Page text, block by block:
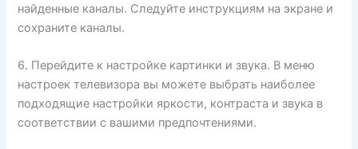
найденные каналы. Следуйте инструкциям на экране и
сохраните каналы.
6. Перейдите к настройке картинки и звука. В меню
настроек телевизора вы можете выбрать наиболее
подходящие настройки яркости, контраста и звука в
соответствии с вашими предпочтениями.